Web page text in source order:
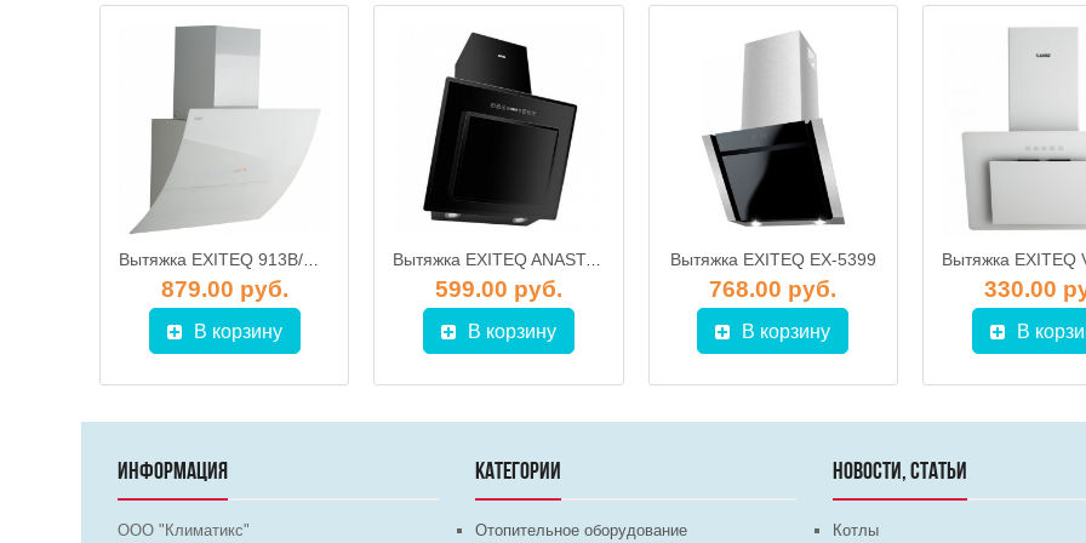
Вытяжка EXITEQ 913B/CS40 белое стекло 90см
879.00 руб.
В корзину
Вытяжка EXITEQ ANASTASIA 90 чёрное стекло (90см)
599.00 руб.
В корзину
Вытяжка EXITEQ EX-5399
768.00 руб.
В корзину
330.00
В
ИНФОРМАЦИЯ
ООО "Климатикс"
КАТЕГОРИИ
Отопительное оборудование
НОВОСТИ, СТАТЬИ
Котлы